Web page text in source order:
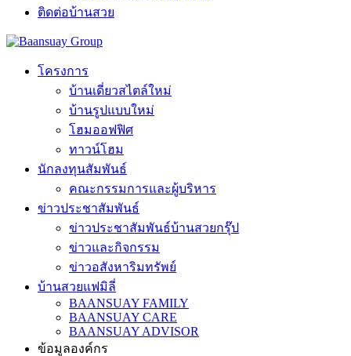
ติดต่อบ้านสวย
โครงการ
บ้านเดี่ยวสไตล์ใหม่
บ้านรูปแบบใหม่
โฮมออฟฟิศ
ทาวน์โฮม
นักลงทุนสัมพันธ์
คณะกรรมการและผู้บริหาร
ข่าวประชาสัมพันธ์
ข่าวประชาสัมพันธ์บ้านสวยกรุ๊ป
ข่าวและกิจกรรม
ข่าวอสังหาริมทรัพย์
บ้านสวยแฟมิลี่
BAANSUAY FAMILY
BAANSUAY CARE
BAANSUAY ADVISOR
ข้อมูลองค์กร